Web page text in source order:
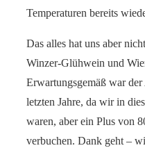
Temperaturen bereits
Das alles hat uns aber
Winzer-Glühwein und
Erwartungsgemäß war
letzten Jahre, da wir in
waren, aber ein Plus von
verbuchen. Dank geht –